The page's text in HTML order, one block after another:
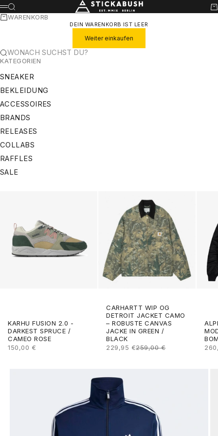
ZUM INHALT SPRINGEN STICKABUSH
MENÜ
SUCHE
WARENKORB
DEIN WARENKORB IST LEER
Weiter einkaufen
WONACH SUCHST DU?
KATEGORIEN
SNEAKER
BEKLEIDUNG
ACCESSOIRES
BRANDS
RELEASES
COLLABS
RAFFLES
SALE
KARHU FUSION 2.0 -
DARKEST SPRUCE /
CAMEO ROSE
ANGEBOT
150,00 €
CARHARTT WIP OG
DETROIT JACKET CAMO
– ROBUSTE CANVAS
JACKE IN GREEN /
BLACK
ANGEBOT
229,95 €REGULÄRER PREIS
259,00 €